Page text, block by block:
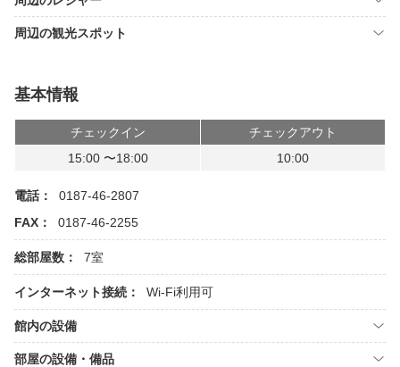
周辺の観光スポット
基本情報
チェックイン
チェックアウト
15:00 〜18:00
10:00
電話：
0187-46-2807
FAX：
0187-46-2255
総部屋数： 7室
インターネット接続： Wi-Fi利用可
館内の設備
部屋の設備・備品